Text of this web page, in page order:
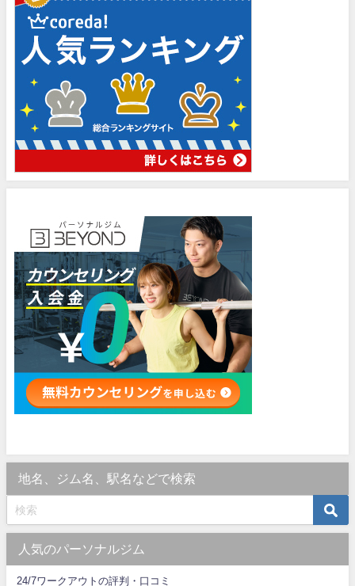
地名、ジム名、駅名などで検索
人気のパーソナルジム
24/7ワークアウトの評判・口コミ